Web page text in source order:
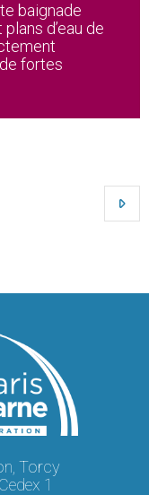
baignade
d’eau de
fortes
Torcy
1